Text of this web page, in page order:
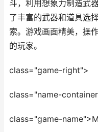
斗，利用想象力制造武
了丰富的武器和道具选
索。游戏画面精美，操
的玩家。
class="game-right">
class="name-
class="game-